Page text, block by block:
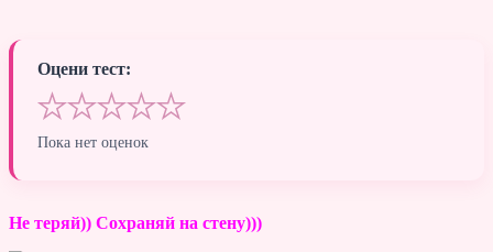
Оцени тест:
★★★★★
Пока нет оценок
Не теряй)) Сохраняй на стену)))